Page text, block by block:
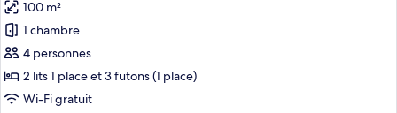
fumeurs
(Japanese
Western
Open
Bath)
pour
ce
type
de
chambre :
100 m²
1 chambre
4 personnes
2 lits 1 place et 3 futons (1 place)
Wi-Fi gratuit